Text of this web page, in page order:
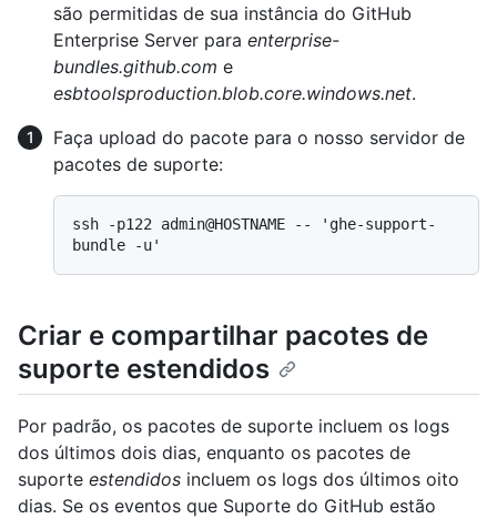
são permitidas de sua instância do GitHub
Enterprise Server para enterprise-
bundles.github.com e
esbtoolsproduction.blob.core.windows.net.
Faça upload do pacote para o nosso servidor de
pacotes de suporte:
ssh -p122 admin@HOSTNAME -- 'ghe-support-
Criar e compartilhar pacotes de
suporte estendidos
Por padrão, os pacotes de suporte incluem os logs
dos últimos dois dias, enquanto os pacotes de
suporte estendidos incluem os logs dos últimos oito
dias. Se os eventos que Suporte do GitHub estão